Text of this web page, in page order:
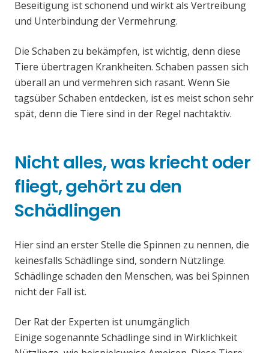
Beseitigung ist schonend und wirkt als Vertreibung
und Unterbindung der Vermehrung.
Die Schaben zu bekämpfen, ist wichtig, denn diese
Tiere übertragen Krankheiten. Schaben passen sich
überall an und vermehren sich rasant. Wenn Sie
tagsüber Schaben entdecken, ist es meist schon sehr
spät, denn die Tiere sind in der Regel nachtaktiv.
Nicht alles, was kriecht oder
fliegt, gehört zu den
Schädlingen
Hier sind an erster Stelle die Spinnen zu nennen, die
keinesfalls Schädlinge sind, sondern Nützlinge.
Schädlinge schaden den Menschen, was bei Spinnen
nicht der Fall ist.
Der Rat der Experten ist unumgänglich
Einige sogenannte Schädlinge sind in Wirklichkeit